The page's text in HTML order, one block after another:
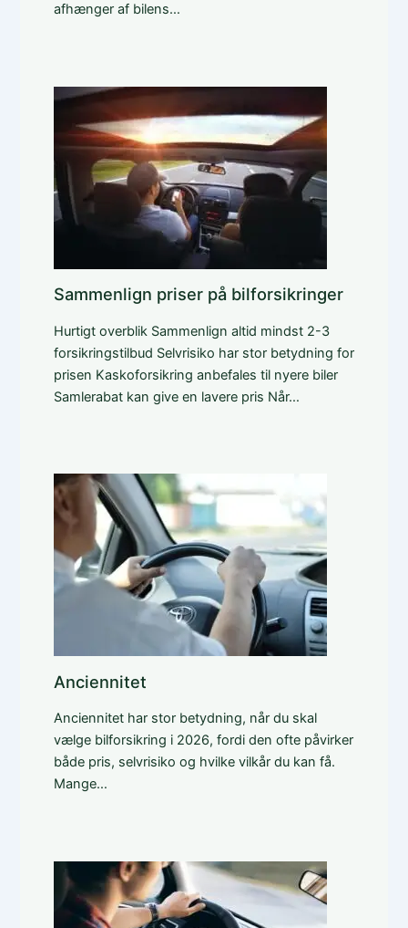
afhænger af bilens…
Sammenlign priser på bilforsikringer
Hurtigt overblik Sammenlign altid mindst 2-3
forsikringstilbud Selvrisiko har stor betydning for
prisen Kaskoforsikring anbefales til nyere biler
Samlerabat kan give en lavere pris Når…
Anciennitet
Anciennitet har stor betydning, når du skal
vælge bilforsikring i 2026, fordi den ofte påvirker
både pris, selvrisiko og hvilke vilkår du kan få.
Mange…